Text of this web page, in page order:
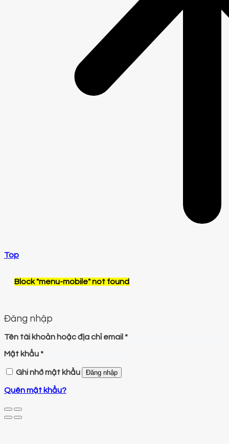
Top
Block"menu-mobile"not found
Đăng nhập
Tên tài khoản hoặc địa chỉ email *
Mật khẩu*
Ghi nhớ mật khẩu Đăng nhập
Quên mật khẩu?